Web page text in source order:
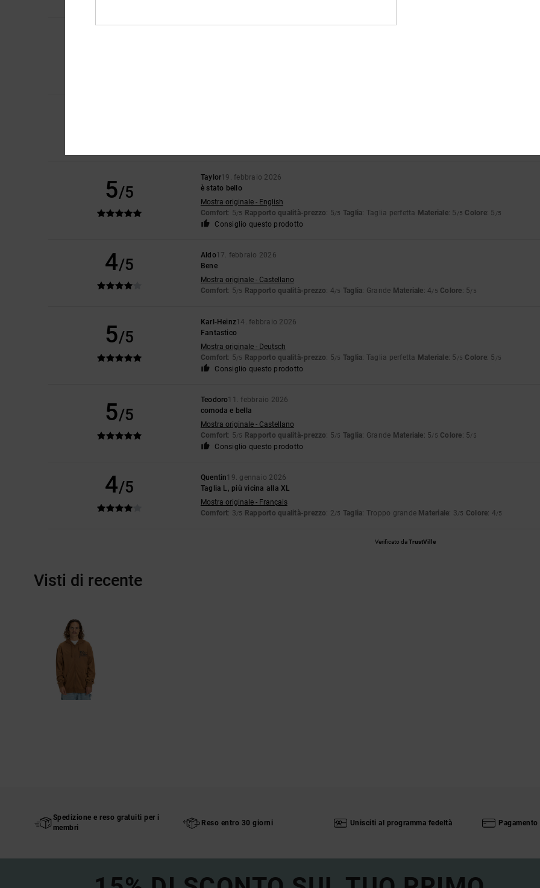
5/5
Taylor19. febbraio 2026
è stato bello
Mostra originale - English
Comfort: 5/5 Rapporto qualità-prezzo: 5/5 Taglia: Taglia perfetta Materiale: 5 /5 Colore: 5 /5
Consiglio questo prodotto
4/5
Aldo17. febbraio 2026
Bene
Mostra originale - Castellano
Comfort: 5/5 Rapporto qualità-prezzo: 4/5 Taglia: Grande Materiale: 4/5 Colore: 5/5
5/5
Karl-Heinz14. febbraio 2026
Fantastico
Mostra originale - Deutsch
Comfort: 5/5 Rapporto qualità-prezzo: 5/5 Taglia: Taglia perfetta Materiale: 5 /5 Colore: 5 /5
Consiglio questo prodotto
5/5
Teodoro11. febbraio 2026
comoda e bella
Mostra originale - Castellano
Comfort: 5/5 Rapporto qualità-prezzo: 5/5 Taglia: Grande Materiale: 5/5 Colore: 5/5
Consiglio questo prodotto
4/5
Quentin19. gennaio 2026
Taglia L, più vicina alla XL
Mostra originale - Français
Comfort: 3/5 Rapporto qualità-prezzo: 2/5 Taglia: Troppo grande Materiale: 3/5 Colore: 4/5
Verificato daTrustVille
Visti di recente
Spedizione e reso gratuiti per i
membri
Reso entro 30 giorni Unisciti al programma fedeltà